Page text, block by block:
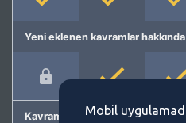
Yeni eklenen kavramlar
Kavram önerme
Mobil